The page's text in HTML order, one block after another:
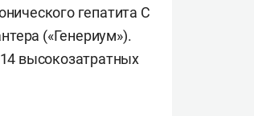
гепатита С
(«Генериум»).
высокозатратных